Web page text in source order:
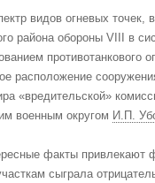
видов огневых
района обороны VIII в
расположение
«вредительской»
военным округом И.П.
факты привлекают
сыграла